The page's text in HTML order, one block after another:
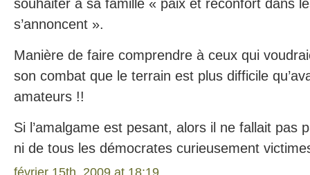
souhaiter à sa famille « paix et réconfort dans
s’annoncent ».
Manière de faire comprendre à ceux qui
son combat que le terrain est plus difficile
amateurs !!
Si l’amalgame est pesant, alors il ne fallait pas
ni de tous les démocrates curieusement
février 15th, 2009 at 18:19